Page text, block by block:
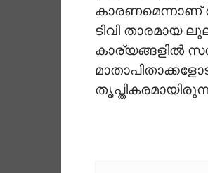
കാരണമെന്നാണ്
ടിവി താരമായ
കാര്യങ്ങളില്‍